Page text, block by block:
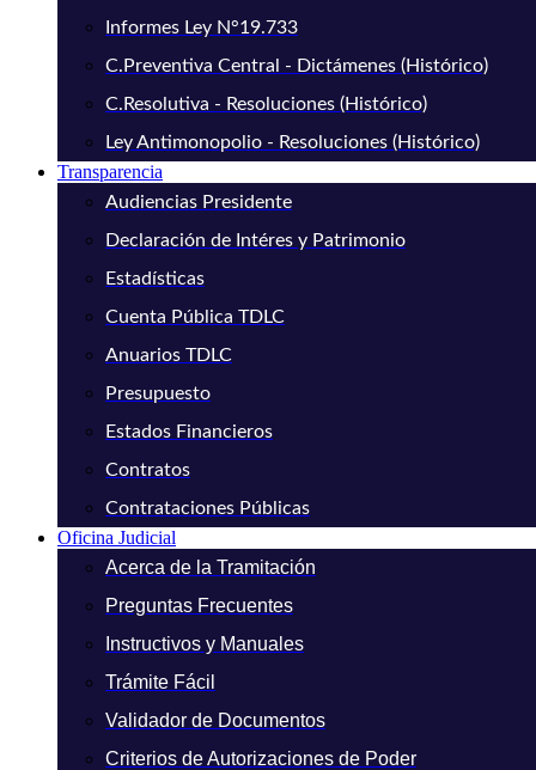
Informes Ley N°19.733
C.Preventiva Central - Dictámenes (Histórico)
C.Resolutiva - Resoluciones (Histórico)
Ley Antimonopolio - Resoluciones (Histórico)
Transparencia
Audiencias Presidente
Declaración de Intéres y Patrimonio
Estadísticas
Cuenta Pública TDLC
Anuarios TDLC
Presupuesto
Estados Financieros
Contratos
Contrataciones Públicas
Oficina Judicial
Acerca de la Tramitación
Preguntas Frecuentes
Instructivos y Manuales
Trámite Fácil
Validador de Documentos
Criterios de Autorizaciones de Poder